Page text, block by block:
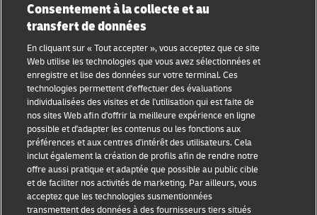
Rejoignez la communauté Discover dès aujourd’hui.
Catégories
Conseils aux petites
entreprises
Conseils e-commerce
Conseils B2B
Conseils logistiques
Actualités et
Compagnie
À propos de DHL
Contact
Centre de presse
Durabilité
Mentions légales
Consentement à la collecte et au
transfert de données
En cliquant sur « Tout accepter », vous acceptez que ce site
Web utilise les technologies que vous avez sélectionnées et
enregistre et lise des données sur votre terminal. Ces
technologies permettent d'effectuer des évaluations
individualisées des visites et de l'utilisation qui est faite de
nos sites Web afin d'offrir la meilleure expérience en ligne
possible et d'adapter les contenus ou les fonctions aux
préférences et aux centres d'intérêt des utilisateurs. Cela
inclut également la création de profils afin de rendre notre
offre aussi pratique et adaptée que possible au public cible
et de faciliter nos activités de marketing. Par ailleurs, vous
acceptez que les technologies susmentionnées
transmettent des données à des fournisseurs tiers situés